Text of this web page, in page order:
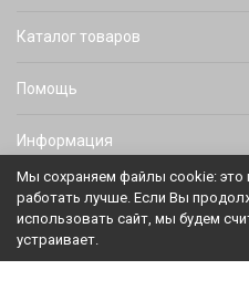
Каталог товаров
Помощь
Информация
Политика персональных данных
Мы сохраняем файлы cookie: это
работать лучше. Если Вы
использовать сайт, мы будем
устраивает.